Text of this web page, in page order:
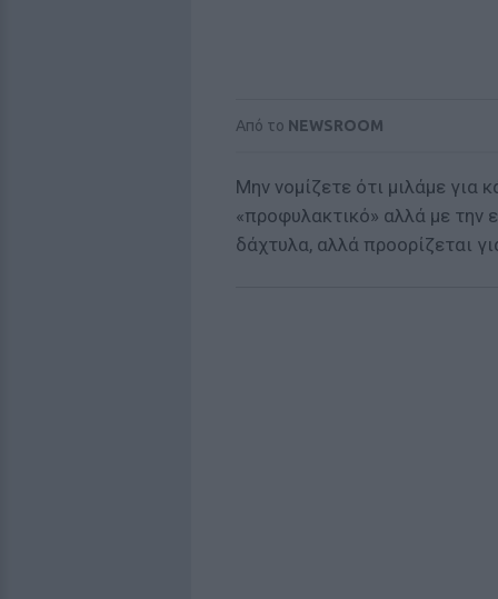
Από το NEWSROOM
Μην νομίζετε ότι μιλάμε για
«προφυλακτικό» αλλά με την
δάχτυλα, αλλά προορίζεται